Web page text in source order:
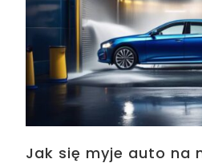
Jak się myje auto na